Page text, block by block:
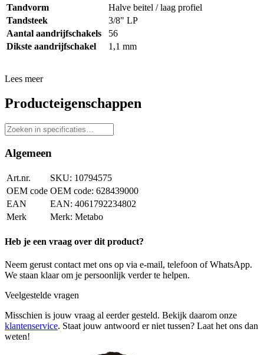
Tandvorm
Halve beitel / laag profiel
Tandsteek
3/8" LP
Aantal aandrijfschakels
56
Dikste aandrijfschakel
1,1 mm
Lees meer
Producteigenschappen
Algemeen
Art.nr.
10794575
OEM code
628439000
EAN
4061792234802
Merk
Metabo
Heb je een vraag over dit product?
Neem gerust contact met ons op via e-mail, telefoon of WhatsApp.
We staan klaar om je persoonlijk verder te helpen.
Veelgestelde vragen
Misschien is jouw vraag al eerder gesteld. Bekijk daarom onze
klantenservice. Staat jouw antwoord er niet tussen? Laat het ons dan
weten!